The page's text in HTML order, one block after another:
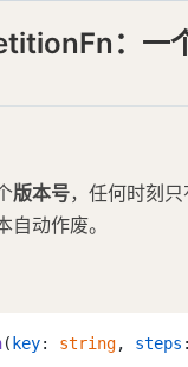
：一
版本号，任何时刻只
自动作废。
( key: string, steps